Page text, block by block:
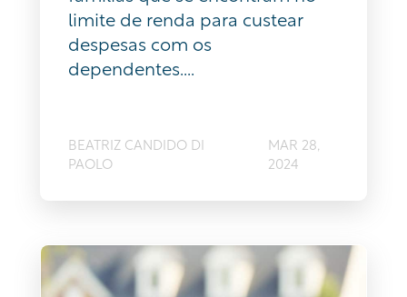
limite de renda para custear
despesas com os
dependentes....
BEATRIZ CANDIDO DI
PAOLO
MAR 28,
2024